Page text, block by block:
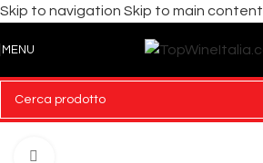
Skip to navigation Skip to main content
MENU